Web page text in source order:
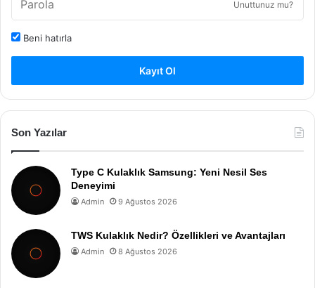
Unuttunuz mu?
Beni hatırla
Kayıt Ol
Son Yazılar
Type C Kulaklık Samsung: Yeni Nesil Ses
Deneyimi
Admin 9 Ağustos 2026
TWS Kulaklık Nedir? Özellikleri ve Avantajları
Admin 8 Ağustos 2026